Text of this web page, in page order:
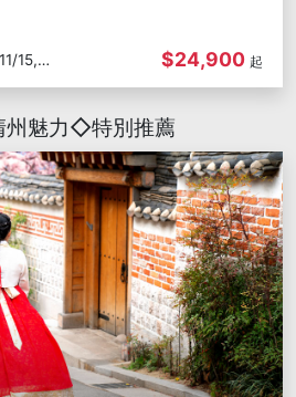
$24,900 起
魅力◇特別推薦